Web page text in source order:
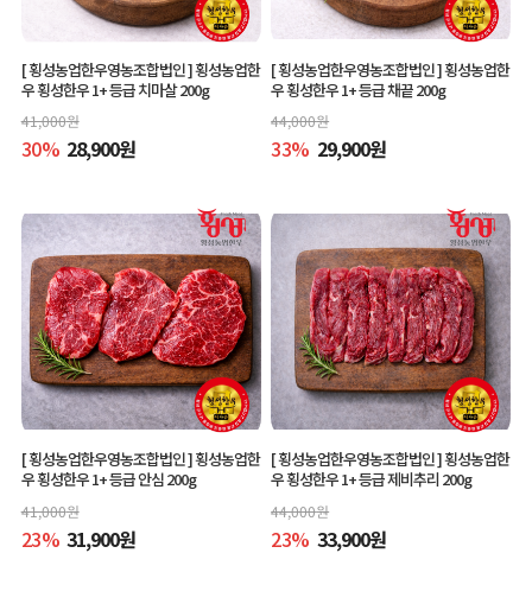
[ 횡성농업한우영농조합법인 ]횡성농업한
우 횡성한우 1+ 등급 치마살 200g
41,000원
30% 28,900원
[ 횡성농업한우영농조합법인 ]횡성농업한
우 횡성한우 1+ 등급 채끝 200g
44,000원
33% 29,900원
[ 횡성농업한우영농조합법인 ]횡성농업한
우 횡성한우 1+ 등급 안심 200g
41,000원
23% 31,900원
[ 횡성농업한우영농조합법인 ]횡성농업한
우 횡성한우 1+ 등급 제비추리 200g
44,000원
23% 33,900원